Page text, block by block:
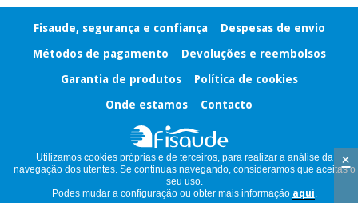
Fisaude, segurança e confiança
Despesas de envio
Métodos de pagamento
Devoluções e reembolsos
Garantia de produtos
Política de cookies
Onde estamos
Contacto
Utilizamos cookies próprias e de terceiros, para realizar a análise da
navegação dos utentes. Se continuas navegando, consideramos que aceitas o
seu uso.
Podes mudar a configuração ou obter mais informação aquí.
×